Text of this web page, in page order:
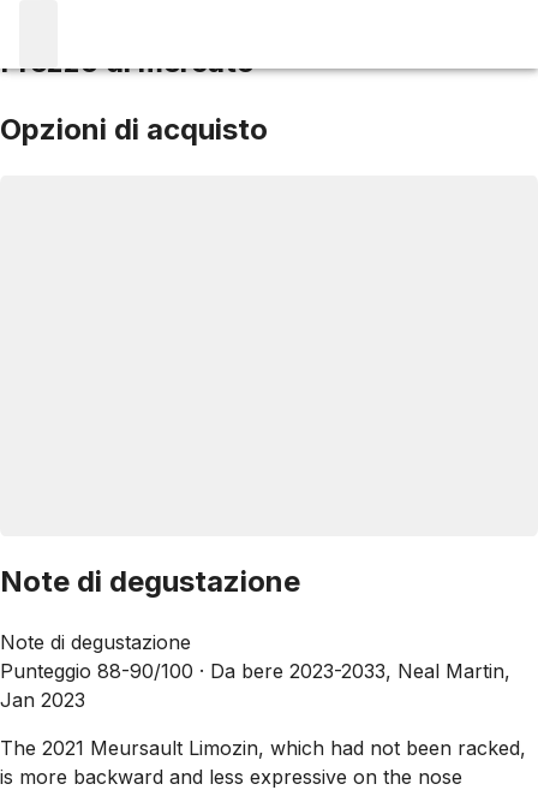
Prezzo di mercato
Opzioni di acquisto
Note di degustazione
Note di degustazione
Punteggio 88-90/100 · Da bere 2023-2033, Neal Martin,
Jan 2023
The 2021 Meursault Limozin, which had not been racked,
is more backward and less expressive on the nose